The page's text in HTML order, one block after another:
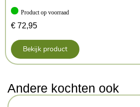
Product op voorraad
€ 72,95
Bekijk product
Andere kochten ook